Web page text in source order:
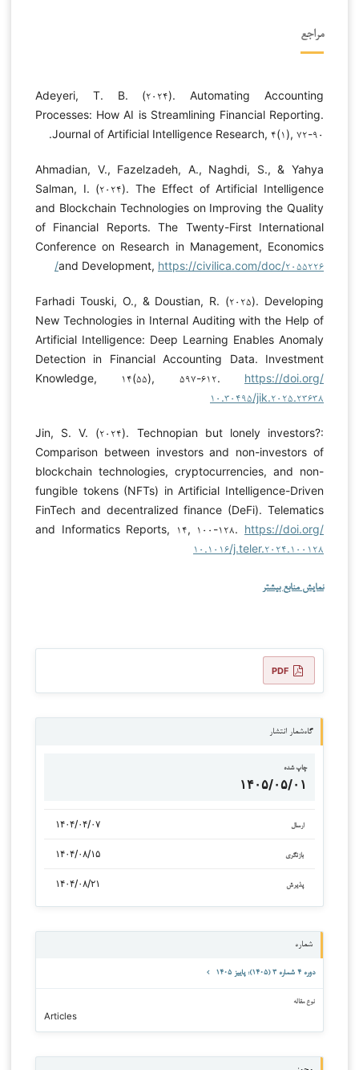
مراجع
Adeyeri, T. B. (۲۰۲۴). Automating Accounting
Processes: How AI is Streamlining Financial Reporting.
Journal of Artificial Intelligence Research, ۴(۱), ۷۲-۹۰.
Ahmadian, V., Fazelzadeh, A., Naghdi, S., & Yahya
Salman, I. (۲۰۲۴). The Effect of Artificial Intelligence
and Blockchain Technologies on Improving the Quality
of Financial Reports. The Twenty-First International
Conference on Research in Management, Economics
and Development, https://civilica.com/doc/۲۰۵۵۲۲۶/
Farhadi Touski, O., & Doustian, R. (۲۰۲۵). Developing
New Technologies in Internal Auditing with the Help of
Artificial Intelligence: Deep Learning Enables Anomaly
Detection in Financial Accounting Data. Investment
Knowledge, ۱۴(۵۵), ۵۹۷-۶۱۲. https://doi.org/
۱۰.۳۰۴۹۵/jik.۲۰۲۵.۲۳۶۳۸
Jin, S. V. (۲۰۲۴). Technopian but lonely investors?:
Comparison between investors and non-investors of
blockchain technologies, cryptocurrencies, and non-
fungible tokens (NFTs) in Artificial Intelligence-Driven
FinTech and decentralized finance (DeFi). Telematics
and Informatics Reports, ۱۴, ۱۰۰-۱۲۸. https://doi.org/
۱۰.۱۰۱۶/j.teler.۲۰۲۴.۱۰۰۱۲۸
نمایش منابع بیشتر
PDF
گاه‌شمار انتشار
چاپ شده
۱۴۰۵/۰۵/۰۱
ارسال ۱۴۰۴/۰۴/۰۷
بازنگری ۱۴۰۴/۰۸/۱۵
پذیرش ۱۴۰۴/۰۸/۲۱
شماره
دوره ۴ شماره ۳ (۱۴۰۵): پاییز ۱۴۰۵
نوع مقاله
Articles